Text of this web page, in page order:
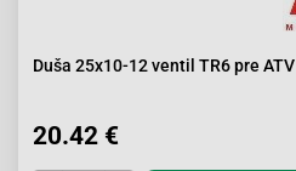
Duša 25x10-12 ventil TR6 pre ATV
20.42 €